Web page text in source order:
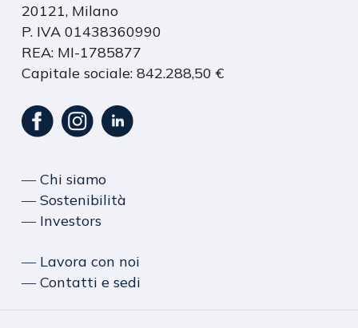
20121, Milano
P. IVA 01438360990
REA: MI-1785877
Capitale sociale: 842.288,50 €
― Chi siamo
― Sostenibilità
― Investors
― Lavora con noi
― Contatti e sedi